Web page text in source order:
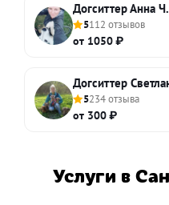
Догситтер Анна Ч.
5112 отзывов
от 1050 ₽
Догситтер
5234 отзыва
от 300 ₽
Услуги в